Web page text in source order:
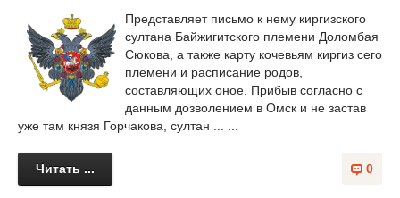
Представляет письмо к нему киргизского
султана Байжигитского племени Доломбая
Сюкова, а также карту кочевьям киргиз сего
племени и расписание родов,
составляющих оное. Прибыв согласно с
данным дозволением в Омск и не застав
уже там князя Горчакова, султан ... ...
0
Читать ...